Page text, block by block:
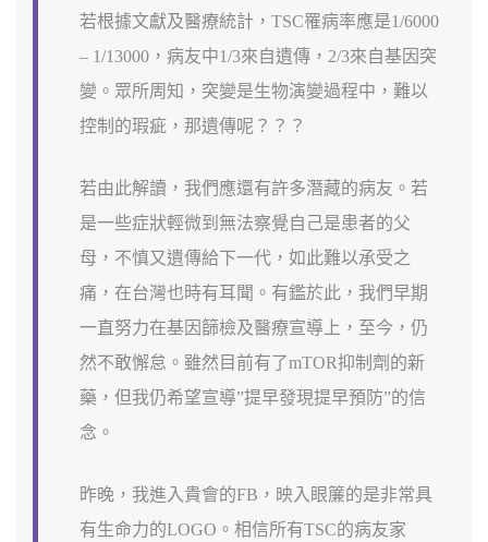
若根據文獻及醫療統計，TSC罹病率應是1/6000
– 1/13000，病友中1/3來自遺傳，2/3來自基因突
變。眾所周知，突變是生物演變過程中，難以
控制的瑕疵，那遺傳呢？？？
若由此解讀，我們應還有許多潛藏的病友。若
是一些症狀輕微到無法察覺自己是患者的父
母，不慎又遺傳給下一代，如此難以承受之
痛，在台灣也時有耳聞。有鑑於此，我們早期
一直努力在基因篩檢及醫療宣導上，至今，仍
然不敢懈怠。雖然目前有了mTOR抑制劑的新
藥，但我仍希望宣導”提早發現提早預防”的信
念。
昨晚，我進入貴會的FB，映入眼簾的是非常具
有生命力的LOGO。相信所有TSC的病友家